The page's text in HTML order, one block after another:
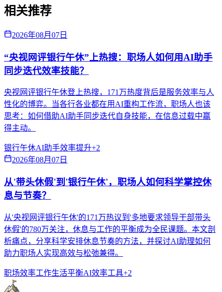
相关推荐
2026年08月07日
“央视网评银行午休”上热搜：职场人如何用AI助手
同步迭代效率技能？
央视网评银行午休登上热搜，171万热度背后是服务效率与人
性化的博弈。当各行各业都在用AI重构工作流，职场人也该
思考：如何借助AI助手同步迭代自身技能，在信息过载中赢
得主动。
银行午休AI助手效率提升+2
2026年08月07日
从'带头休假'到'银行午休'，职场人如何科学掌控休
息与节奏？
从'央视网评银行午休'的171万热议到'多地要求领导干部带头
休假'的780万关注，休息与工作的平衡成为全民课题。本文剖
析痛点，分享科学安排休息节奏的方法，并探讨AI助理如何
助力职场人实现高效与松弛兼得。
职场效率工作生活平衡AI效率工具+2